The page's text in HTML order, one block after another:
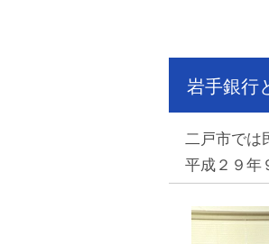
岩手銀行
二戸市では
平成２９年